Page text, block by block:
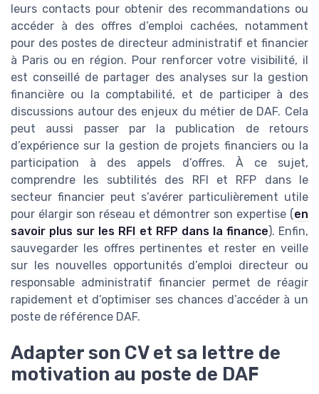
leurs contacts pour obtenir des recommandations ou
accéder à des offres d’emploi cachées, notamment
pour des postes de directeur administratif et financier
à Paris ou en région. Pour renforcer votre visibilité, il
est conseillé de partager des analyses sur la gestion
financière ou la comptabilité, et de participer à des
discussions autour des enjeux du métier de DAF. Cela
peut aussi passer par la publication de retours
d’expérience sur la gestion de projets financiers ou la
participation à des appels d’offres. À ce sujet,
comprendre les subtilités des RFI et RFP dans le
secteur financier peut s’avérer particulièrement utile
pour élargir son réseau et démontrer son expertise (en
savoir plus sur les RFI et RFP dans la finance). Enfin,
sauvegarder les offres pertinentes et rester en veille
sur les nouvelles opportunités d’emploi directeur ou
responsable administratif financier permet de réagir
rapidement et d’optimiser ses chances d’accéder à un
poste de référence DAF.
Adapter son CV et sa lettre de
motivation au poste de DAF